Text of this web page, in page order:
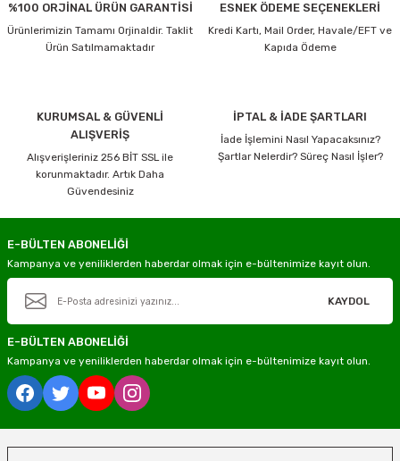
%100 ORJİNAL ÜRÜN GARANTİSİ
Ürünlerimizin Tamamı Orjinaldir. Taklit
Ürün Satılmamaktadır
ESNEK ÖDEME SEÇENEKLERİ
Kredi Kartı, Mail Order, Havale/EFT ve
Kapıda Ödeme
KURUMSAL & GÜVENLİ
ALIŞVERİŞ
Alışverişleriniz 256 BİT SSL ile
korunmaktadır. Artık Daha
Güvendesiniz
İPTAL & İADE ŞARTLARI
İade İşlemini Nasıl Yapacaksınız?
Şartlar Nelerdir? Süreç Nasıl İşler?
E-BÜLTEN ABONELİĞİ
Kampanya ve yeniliklerden haberdar olmak için e-bültenimize kayıt olun.
KAYDOL
E-BÜLTEN ABONELİĞİ
Kampanya ve yeniliklerden haberdar olmak için e-bültenimize kayıt olun.